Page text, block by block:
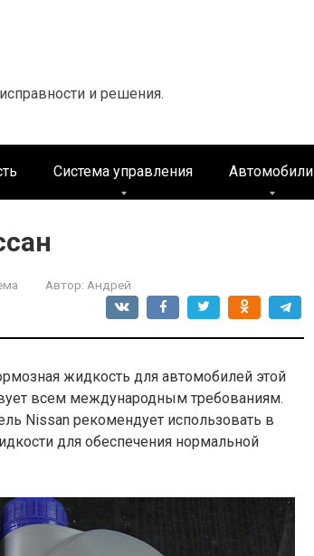
и решения.
Система управления Автомобили
Автор: Андрей
жидкость для автомобилей этой
всем международным требованиям.
Nissan рекомендует использовать в
для обеспечения нормальной